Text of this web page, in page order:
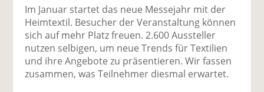
uf
F
ac
e
b
o
wi
tt
er
n
uf
Li
n
k
e
di
er
E
m
ai
l
v
ck
Im Januar startet das neue Messejahr mit der
Heimtextil. Besucher der Veranstaltung können
sich auf mehr Platz freuen. 2.600 Aussteller
nutzen selbigen, um neue Trends für Textilien
und ihre Angebote zu präsentieren. Wir fassen
zusammen, was Teilnehmer diesmal erwartet.